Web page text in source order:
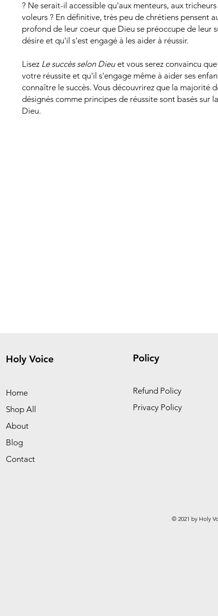
? Ne serait-il accessible qu'aux menteurs, aux
voleurs ? En définitive, très peu de chrétiens pensent
profond de leur coeur que Dieu se préoccupe de leur
désire et qu'il s'est engagé à les aider à réussir.
Lisez Le succès selon Dieu et vous serez convaincu
votre réussite et qu'il s'engage même à aider ses
connaître le succès. Vous découvrirez que la majorité
désignés comme principes de réussite sont basés sur
Dieu.
Holy Voice
Home
Shop All
About
Blog
Contact
Policy
Refund Policy
Privacy Policy
© 2021 by Holy